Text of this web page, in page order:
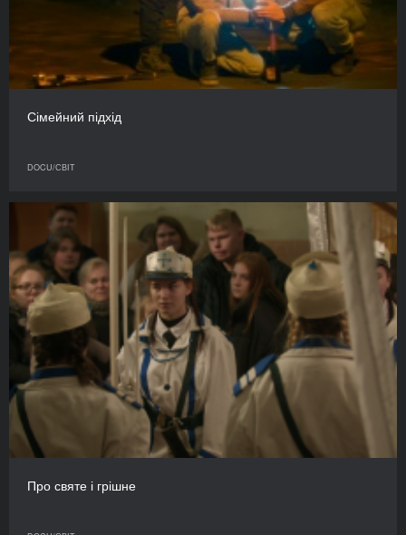
Сімейний підхід
DOCU/СВІТ
Про святе і грішне